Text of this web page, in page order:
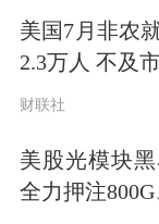
华源证券
好，行业
定性增加
借资源优
行业集中度
美国7月非农
2.3万人 不及
财联社
美股光模块
全力押注